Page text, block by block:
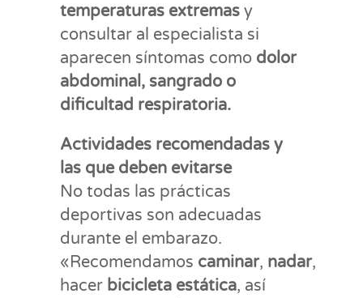
temperaturas extremas y
consultar al especialista si
aparecen síntomas como dolor
abdominal, sangrado o
dificultad respiratoria.
Actividades recomendadas y
las que deben evitarse
No todas las prácticas
deportivas son adecuadas
durante el embarazo.
«Recomendamos caminar, nadar,
hacer bicicleta estática, así